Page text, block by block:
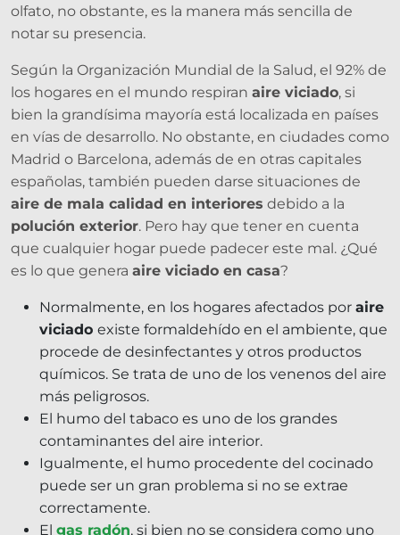
olfato, no obstante, es la manera más sencilla de
notar su presencia.
Según la Organización Mundial de la Salud, el 92% de
los hogares en el mundo respiran aire viciado, si
bien la grandísima mayoría está localizada en países
en vías de desarrollo. No obstante, en ciudades como
Madrid o Barcelona, además de en otras capitales
españolas, también pueden darse situaciones de
aire de mala calidad en interiores debido a la
polución exterior. Pero hay que tener en cuenta
que cualquier hogar puede padecer este mal. ¿Qué
es lo que genera aire viciado en casa?
Normalmente, en los hogares afectados por aire
viciado existe formaldehído en el ambiente, que
procede de desinfectantes y otros productos
químicos. Se trata de uno de los venenos del aire
más peligrosos.
El humo del tabaco es uno de los grandes
contaminantes del aire interior.
Igualmente, el humo procedente del cocinado
puede ser un gran problema si no se extrae
correctamente.
El gas radón, si bien no se considera como uno